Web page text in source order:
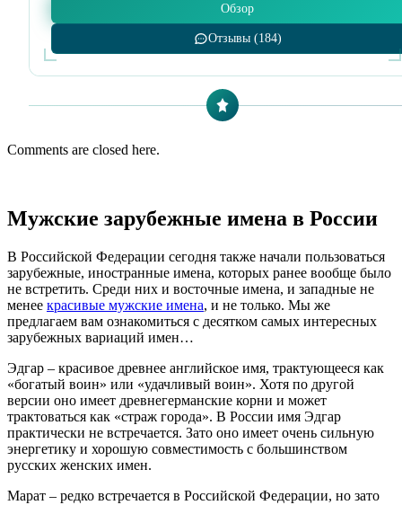
Обзор
Отзывы (184)
Comments are closed here.
Мужские зарубежные имена в России
В Российской Федерации сегодня также начали пользоваться
зарубежные, иностранные имена, которых ранее вообще было
не встретить. Среди них и восточные имена, и западные не
менее красивые мужские имена, и не только. Мы же
предлагаем вам ознакомиться с десятком самых интересных
зарубежных вариаций имен…
Эдгар – красивое древнее английское имя, трактующееся как
«богатый воин» или «удачливый воин». Хотя по другой
версии оно имеет древнегерманские корни и может
трактоваться как «страж города». В России имя Эдгар
практически не встречается. Зато оно имеет очень сильную
энергетику и хорошую совместимость с большинством
русских женских имен.
Марат – редко встречается в Российской Федерации, но зато